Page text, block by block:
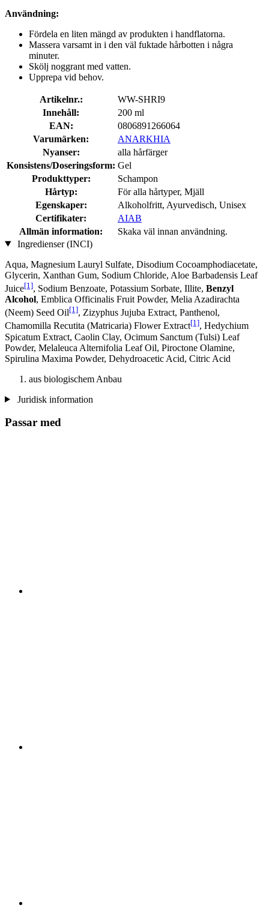
Användning:
Fördela en liten mängd av produkten i handflatorna.
Massera varsamt in i den väl fuktade hårbotten i några
minuter.
Skölj noggrant med vatten.
Upprepa vid behov.
Artikelnr.:
WW-SHRI9
Innehåll:
200 ml
EAN:
0806891266064
Varumärken:
ANARKHIA
Nyanser:
alla hårfärger
Konsistens/Doseringsform: Gel
Produkttyper:
Schampon
Hårtyp:
För alla hårtyper, Mjäll
Egenskaper:
Alkoholfritt, Ayurvedisch, Unisex
Certifikater:
AIAB
Allmän information:
Skaka väl innan användning.
Ingredienser (INCI)
Aqua, Magnesium Lauryl Sulfate, Disodium Cocoamphodiacetate,
Glycerin, Xanthan Gum, Sodium Chloride, Aloe Barbadensis Leaf
Juice[1], Sodium Benzoate, Potassium Sorbate, Illite, Benzyl
Alcohol, Emblica Officinalis Fruit Powder, Melia Azadirachta
(Neem) Seed Oil[1], Zizyphus Jujuba Extract, Panthenol,
Chamomilla Recutita (Matricaria) Flower Extract[1], Hedychium
Spicatum Extract, Caolin Clay, Ocimum Sanctum (Tulsi) Leaf
Powder, Melaleuca Alternifolia Leaf Oil, Piroctone Olamine,
Spirulina Maxima Powder, Dehydroacetic Acid, Citric Acid
aus biologischem Anbau
Juridisk information
Passar med